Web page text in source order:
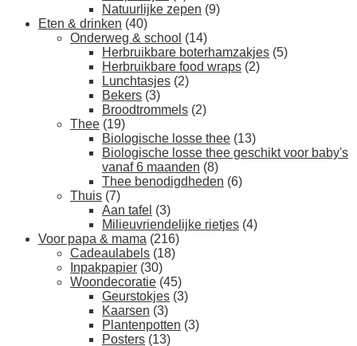
Natuurlijke zepen (9)
Eten & drinken (40)
Onderweg & school (14)
Herbruikbare boterhamzakjes (5)
Herbruikbare food wraps (2)
Lunchtasjes (2)
Bekers (3)
Broodtrommels (2)
Thee (19)
Biologische losse thee (13)
Biologische losse thee geschikt voor baby's
vanaf 6 maanden (8)
Thee benodigdheden (6)
Thuis (7)
Aan tafel (3)
Milieuvriendelijke rietjes (4)
Voor papa & mama (216)
Cadeaulabels (18)
Inpakpapier (30)
Woondecoratie (45)
Geurstokjes (3)
Kaarsen (3)
Plantenpotten (3)
Posters (13)